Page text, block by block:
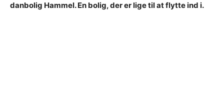
danbolig Hammel. En bolig, der er lige til at flytte ind i.